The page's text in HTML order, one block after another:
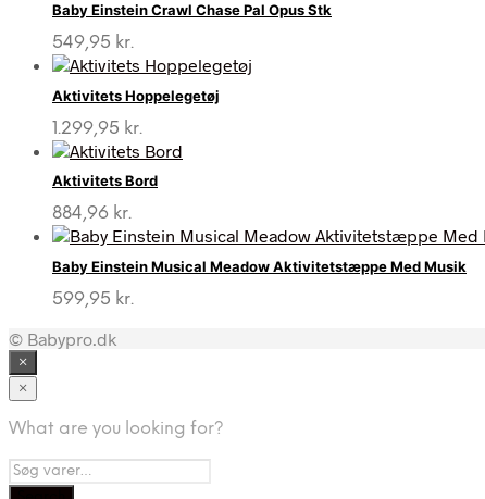
Baby Einstein Crawl Chase Pal Opus Stk
549,95 kr.
Aktivitets Hoppelegetøj
1.299,95 kr.
Aktivitets Bord
884,96 kr.
Baby Einstein Musical Meadow Aktivitetstæppe Med Musik
599,95 kr.
© Babypro.dk
×
×
What are you looking for?